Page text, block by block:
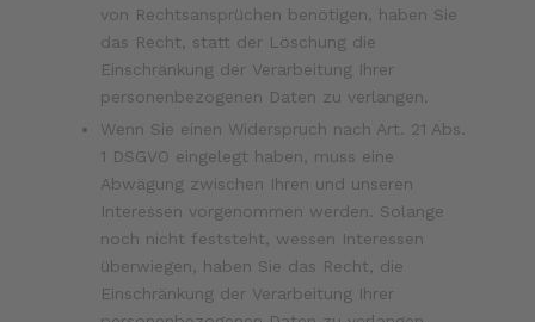
von Rechtsansprüchen benötigen, haben Sie
das Recht, statt der Löschung die
Einschränkung der Verarbeitung Ihrer
personenbezogenen Daten zu verlangen.
Wenn Sie einen Widerspruch nach Art. 21 Abs.
1 DSGVO eingelegt haben, muss eine
Abwägung zwischen Ihren und unseren
Interessen vorgenommen werden. Solange
noch nicht feststeht, wessen Interessen
überwiegen, haben Sie das Recht, die
Einschränkung der Verarbeitung Ihrer